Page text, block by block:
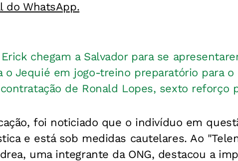
do WhatsApp.
chegam a Salvador para se
o Jequié em jogo-treino preparatório para o
de Ronald Lopes, sexto reforço
foi noticiado que o indivíduo em
e está sob medidas cautelares. Ao
uma integrante da ONG, destacou a